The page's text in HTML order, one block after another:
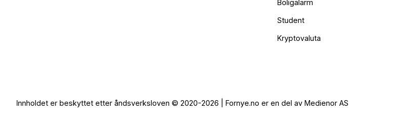
Boligalarm
Student
Kryptovaluta
Innholdet er beskyttet etter åndsverksloven © 2020-2026 | Fornye.no er en del av Medienor AS